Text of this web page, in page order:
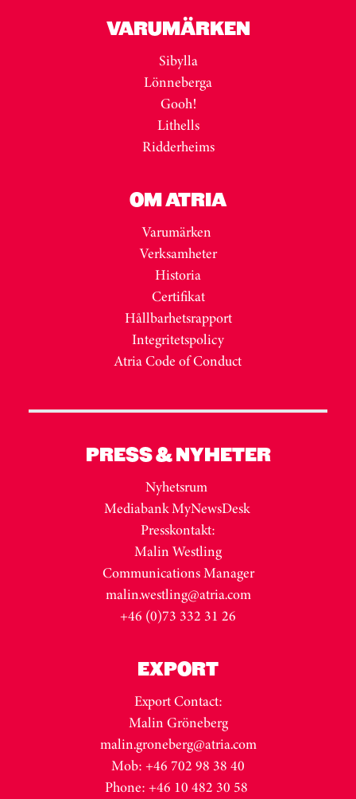
VARUMÄRKEN
Sibylla
Lönneberga
Gooh!
Lithells
Ridderheims
OM ATRIA
Varumärken
Verksamheter
Historia
Certifikat
Hållbarhetsrapport
Integritetspolicy
Atria Code of Conduct
PRESS & NYHETER
Nyhetsrum
Mediabank MyNewsDesk
Presskontakt:
Malin Westling
Communications Manager
malin.westling@atria.com
+46 (0)73 332 31 26
EXPORT
Export Contact:
Malin Gröneberg
malin.groneberg@atria.com
Mob: +46 702 98 38 40
Phone: +46 10 482 30 58